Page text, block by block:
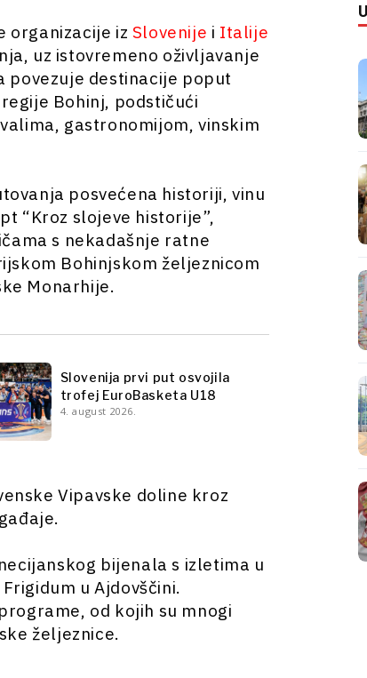
organizacije iz Slovenije i Italije
uz istovremeno oživljavanje
povezuje destinacije poput
Bohinj, podstičući
gastronomijom, vinskim
posvećena historiji, vinu
“Kroz slojeve historije”,
s nekadašnje ratne
Bohinjskom željeznicom
Monarhije.
Slovenija prvi put osvojila
trofej EuroBasketa U18
4. august 2026.
Vipavske doline kroz
bijenala s izletima u
u Ajdovščini.
od kojih su mnogi
željeznice.